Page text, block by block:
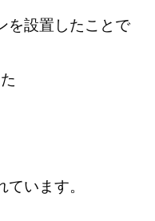
を設置したことで
います。